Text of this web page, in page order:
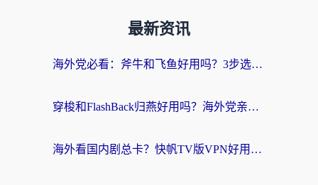
最新资讯
海外党必看：斧牛和飞鱼好用吗？3步选对回国加速器，无缝刷剧玩国服
穿梭和FlashBack归燕好用吗？海外党亲测3款热门回国加速器，教你选对不踩坑
海外看国内剧总卡？快帆TV版VPN好用吗？和快滚VPN对比哪个回国效果更好？